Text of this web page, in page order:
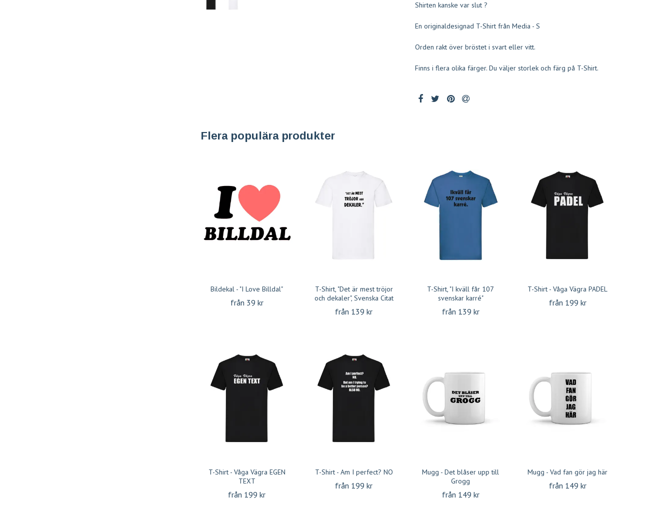
Shirten kanske var slut ?
En originaldesignad T-Shirt från Media - S
Orden rakt över bröstet i svart eller vitt.
Finns i flera olika färger. Du väljer storlek och färg på T-Shirt.
Flera populära produkter
Bildekal - "I Love Billdal"
från 39 kr
T-Shirt, "Det är mest tröjor
och dekaler", Svenska Citat
från 139 kr
T-Shirt, "I kväll får 107
svenskar karré"
från 139 kr
T-Shirt - Våga Vägra PADEL
från 199 kr
T-Shirt - Våga Vägra EGEN
TEXT
från 199 kr
T-Shirt - Am I perfect? NO
från 199 kr
Mugg - Det blåser upp till
Grogg
från 149 kr
Mugg - Vad fan gör jag här
från 149 kr